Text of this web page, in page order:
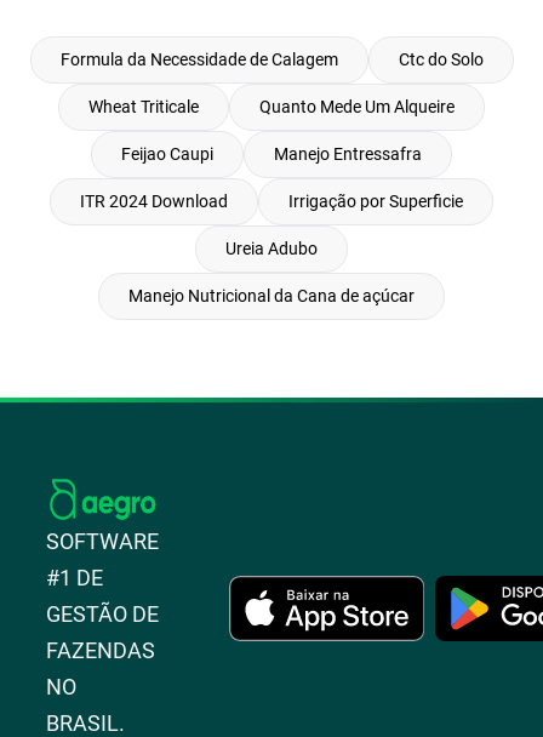
Formula da Necessidade de Calagem Ctc do Solo
Wheat Triticale Quanto Mede Um Alqueire
Feijao Caupi Manejo Entressafra
ITR 2024 Download Irrigação por Superficie
Ureia Adubo
Manejo Nutricional da Cana de açúcar
SOFTWARE
#1 DE
GESTÃO DE
FAZENDAS
NO
BRASIL.